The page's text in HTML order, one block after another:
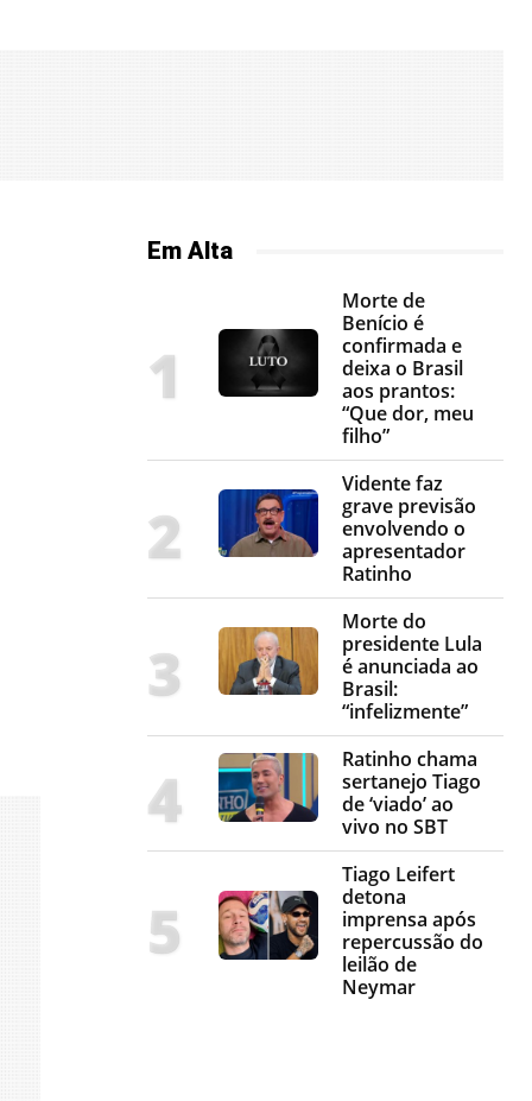
Em Alta
Morte de
Benício é
confirmada e
deixa o Brasil
aos prantos:
“Que dor, meu
filho”
Vidente faz
grave previsão
envolvendo o
apresentador
Ratinho
Morte do
presidente Lula
é anunciada ao
Brasil:
“infelizmente”
Ratinho chama
sertanejo Tiago
de ‘viado’ ao
vivo no SBT
Tiago Leifert
detona
imprensa após
repercussão do
leilão de
Neymar